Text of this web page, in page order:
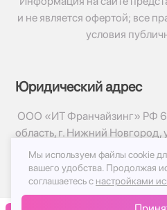
и не является офертой; все
условия
Юридический адрес
ООО «ИТ Франчайзинг» РФ
область, г. Нижний
© 2017-2026г, База Цветов
Политика
Публичная оферта
Мы используем файлы cookie
вашего удобства. Продолжая
соглашаетесь с настройками